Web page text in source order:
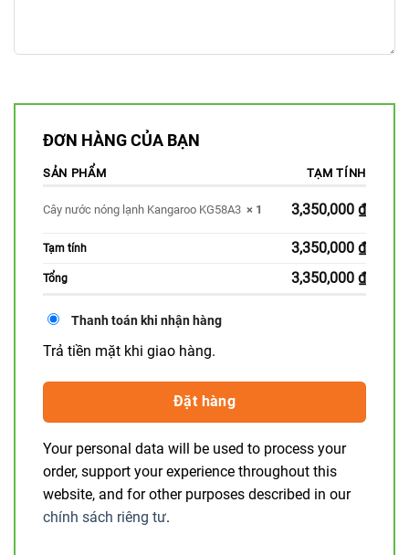
ĐƠN HÀNG CỦA BẠN
SẢN PHẨM TẠM TÍNH
Cây nước nóng lạnh Kangaroo KG58A3 × 1 3,350,000 ₫
Tạm tính 3,350,000 ₫
Tổng 3,350,000 ₫
Thanh toán khi nhận hàng
Trả tiền mặt khi giao hàng.
Đặt hàng
Your personal data will be used to process your
order, support your experience throughout this
website, and for other purposes described in our
chính sách riêng tư.